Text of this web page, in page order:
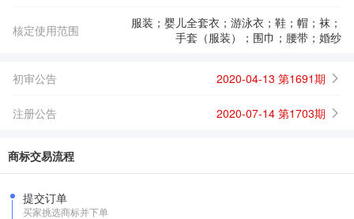
核定使用范围
服装；婴儿全套衣；游泳衣；鞋；帽；袜；
手套（服装）；围巾；腰带；婚纱
初审公告 2020-04-13 第1691期
注册公告 2020-07-14 第1703期
商标交易流程
提交订单
买家挑选商标并下单